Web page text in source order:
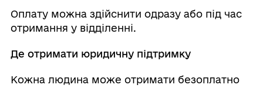
Оплату можна здійснити одразу або під час
отримання у відділенні.
Де отримати юридичну підтримку
Кожна людина може отримати безоплатно